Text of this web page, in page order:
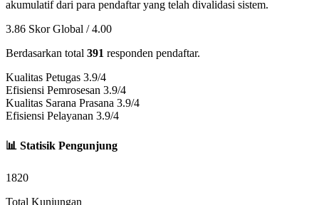
akumulatif dari para pendaftar yang telah divalidasi sistem.
3.86 Skor Global / 4.00
Berdasarkan total 391 responden pendaftar.
Kualitas Petugas 3.9/4
Efisiensi Pemrosesan 3.9/4
Kualitas Sarana Prasana 3.9/4
Efisiensi Pelayanan 3.9/4
📊 Statisik Pengunjung
1820
Total Kunjungan